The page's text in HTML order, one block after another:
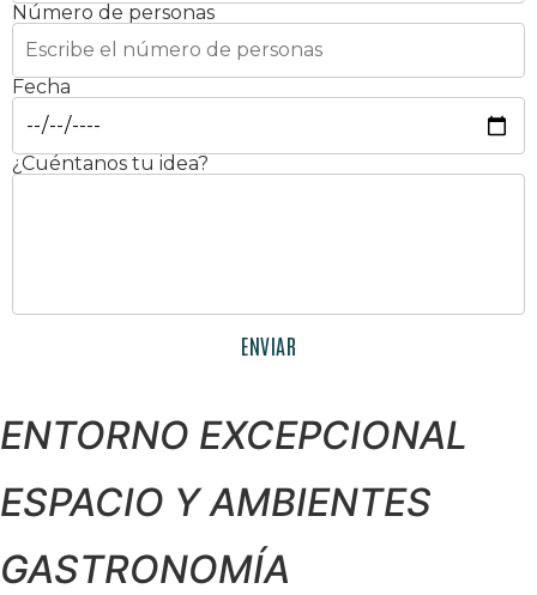
Número de personas
Fecha
¿Cuéntanos tu idea?
ENTORNO EXCEPCIONAL
ESPACIO Y AMBIENTES
GASTRONOMÍA